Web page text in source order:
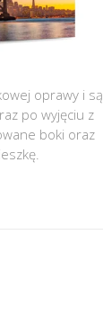
oprawy i są
po wyjęciu z
boki oraz